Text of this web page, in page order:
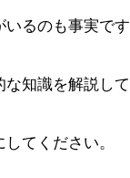
るのも事実です
知識を解説して
てください。